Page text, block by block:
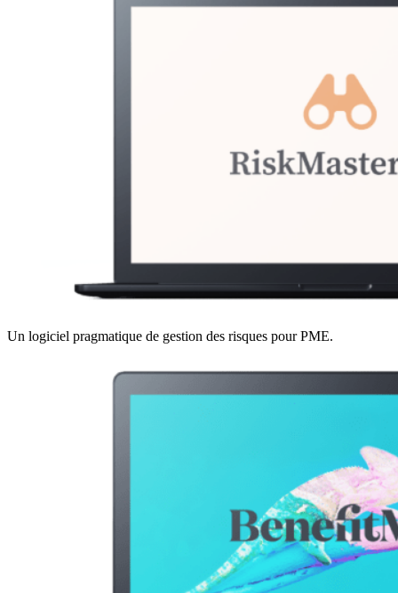
Un logiciel pragmatique de gestion des risques pour PME.